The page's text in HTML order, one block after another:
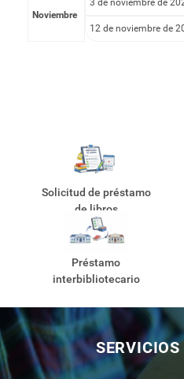
Noviembre
3 de noviembre de
12 de noviembre de
Solicitud de préstamo
de libros
Préstamo
interbibliotecario